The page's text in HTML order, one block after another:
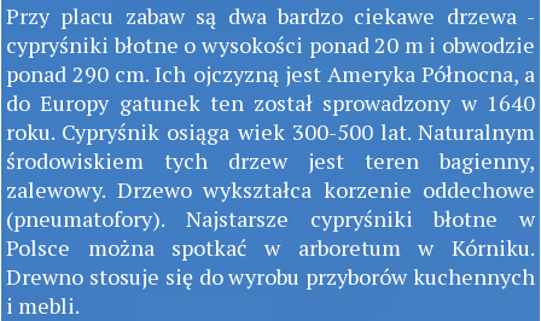
Przy placu zabaw są dwa bardzo ciekawe drzewa -
cypryśniki błotne o wysokości ponad 20 m i obwodzie
ponad 290 cm. Ich ojczyzną jest Ameryka Północna, a
do Europy gatunek ten został sprowadzony w 1640
roku. Cypryśnik osiąga wiek 300-500 lat. Naturalnym
środowiskiem tych drzew jest teren bagienny,
zalewowy. Drzewo wykształca korzenie oddechowe
(pneumatofory). Najstarsze cypryśniki błotne w
Polsce można spotkać w arboretum w Kórniku.
Drewno stosuje się do wyrobu przyborów kuchennych
i mebli.